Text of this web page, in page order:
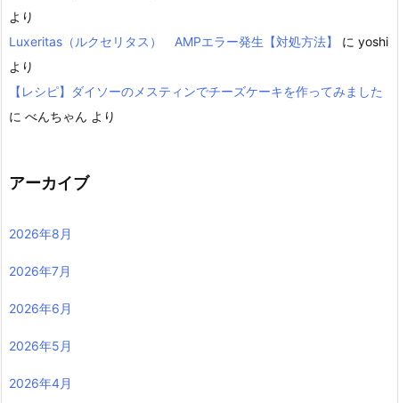
より
Luxeritas（ルクセリタス） AMPエラー発生【対処方法】
に yoshi
より
【レシピ】ダイソーのメスティンでチーズケーキを作ってみました
に べんちゃん より
アーカイブ
2026年8月
2026年7月
2026年6月
2026年5月
2026年4月